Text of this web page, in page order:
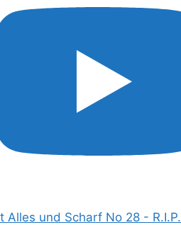
Alles und Scharf No 28 - R.I.P.